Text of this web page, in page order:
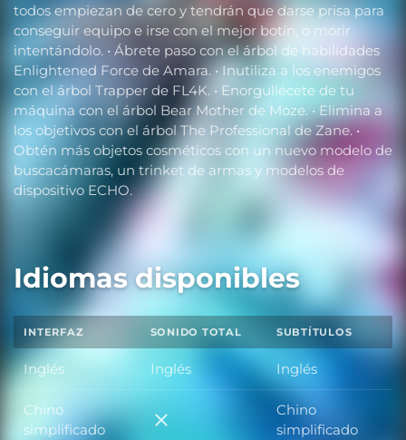
todos empiezan de cero y tendrán que darse prisa para
conseguir equipo e irse con el mejor botín, o morir
intentándolo. • Ábrete paso con el árbol de habilidades
Enlightened Force de Amara. • Inutiliza a los enemigos
con el árbol Trapper de FL4K. • Enorgullécete de tu
máquina con el árbol Bear Mother de Moze. • Elimina a
los objetivos con el árbol The Professional de Zane. •
Obtén más objetos cosméticos con un nuevo modelo de
buscacámaras, un trinket de armas y modelos de
dispositivo ECHO.
Idiomas disponibles
INTERFAZ SONIDO TOTAL SUBTÍTULOS
Inglés Inglés Inglés
Chino
simplificado
Chino simplificado
Chino
simplificado